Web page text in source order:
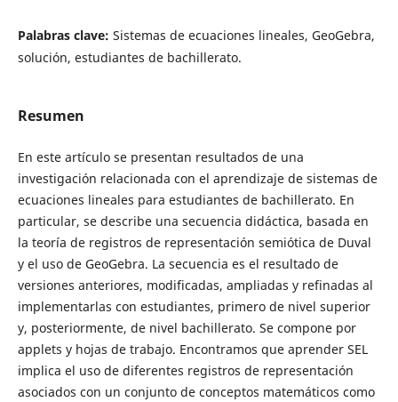
Palabras clave: Sistemas de ecuaciones lineales, GeoGebra,
solución, estudiantes de bachillerato.
Resumen
En este artículo se presentan resultados de una
investigación relacionada con el aprendizaje de sistemas de
ecuaciones lineales para estudiantes de bachillerato. En
particular, se describe una secuencia didáctica, basada en
la teoría de registros de representación semiótica de Duval
y el uso de GeoGebra. La secuencia es el resultado de
versiones anteriores, modificadas, ampliadas y refinadas al
implementarlas con estudiantes, primero de nivel superior
y, posteriormente, de nivel bachillerato. Se compone por
applets y hojas de trabajo. Encontramos que aprender SEL
implica el uso de diferentes registros de representación
asociados con un conjunto de conceptos matemáticos como